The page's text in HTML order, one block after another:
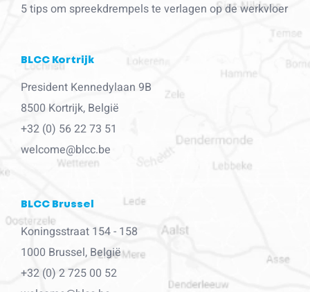
5 tips om spreekdrempels te verlagen op de werkvloer
BLCC Kortrijk
President Kennedylaan 9B
8500 Kortrijk, België
+32 (0) 56 22 73 51
welcome@blcc.be
BLCC Brussel
Koningsstraat 154 - 158
1000 Brussel, België
+32 (0) 2 725 00 52